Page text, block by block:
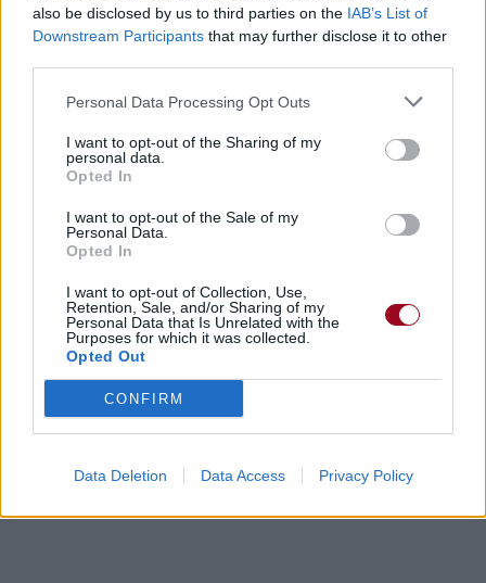
also be disclosed by us to third parties on the IAB’s List of
Downstream Participants that may further disclose it to other
Personal Data Processing Opt Outs
I want to opt-out of the Sharing of my
personal data.
Opted In
I want to opt-out of the Sale of my
Personal Data.
Opted In
I want to opt-out of Collection, Use,
Retention, Sale, and/or Sharing of my
Personal Data that Is Unrelated with the
Purposes for which it was collected.
Opted Out
CONFIRM
Data Deletion Data Access Privacy Policy